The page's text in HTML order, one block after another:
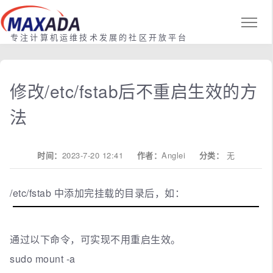
专注计算机运维技术发展的社区开放平台
修改/etc/fstab后不重启生效的方
法
时间： 2023-7-20 12:41 作者： Anglei 分类： 无
/etc/fstab 中添加完挂载的目录后，如：
通过以下命令，可实现不用重启生效。
sudo mount -a